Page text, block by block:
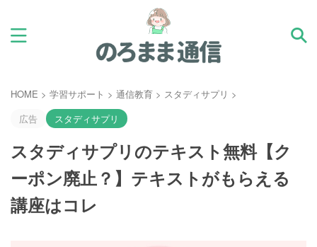
HOME > 学習サポート > 通信教育 > スタディサプリ >
広告
スタディサプリ
スタディサプリのテキスト無料【ク
ーポン廃止？】テキストがもらえる
講座はコレ